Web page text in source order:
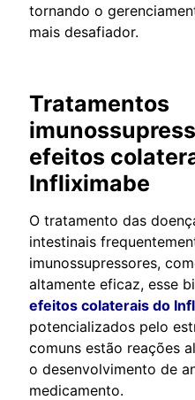
tornando o
mais desafiador.
Tratamentos
efeitos
Infliximabe
O tratamento das
intestinais
imunossupressores,
altamente eficaz, esse
efeitos colaterais do
potencializados pelo
comuns estão reações
o desenvolvimento de
medicamento.